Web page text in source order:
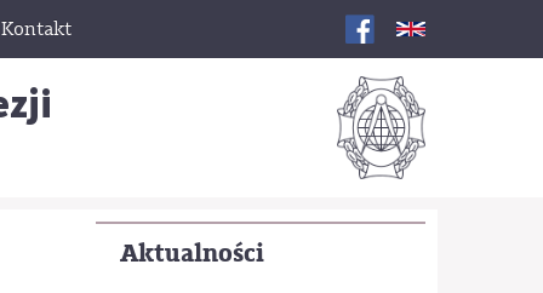
Kontakt
Aktualności